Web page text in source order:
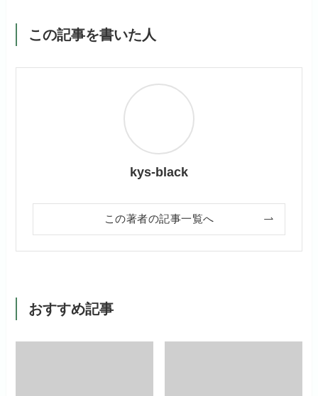
この記事を書いた人
kys-black
この著者の記事一覧へ
おすすめ記事